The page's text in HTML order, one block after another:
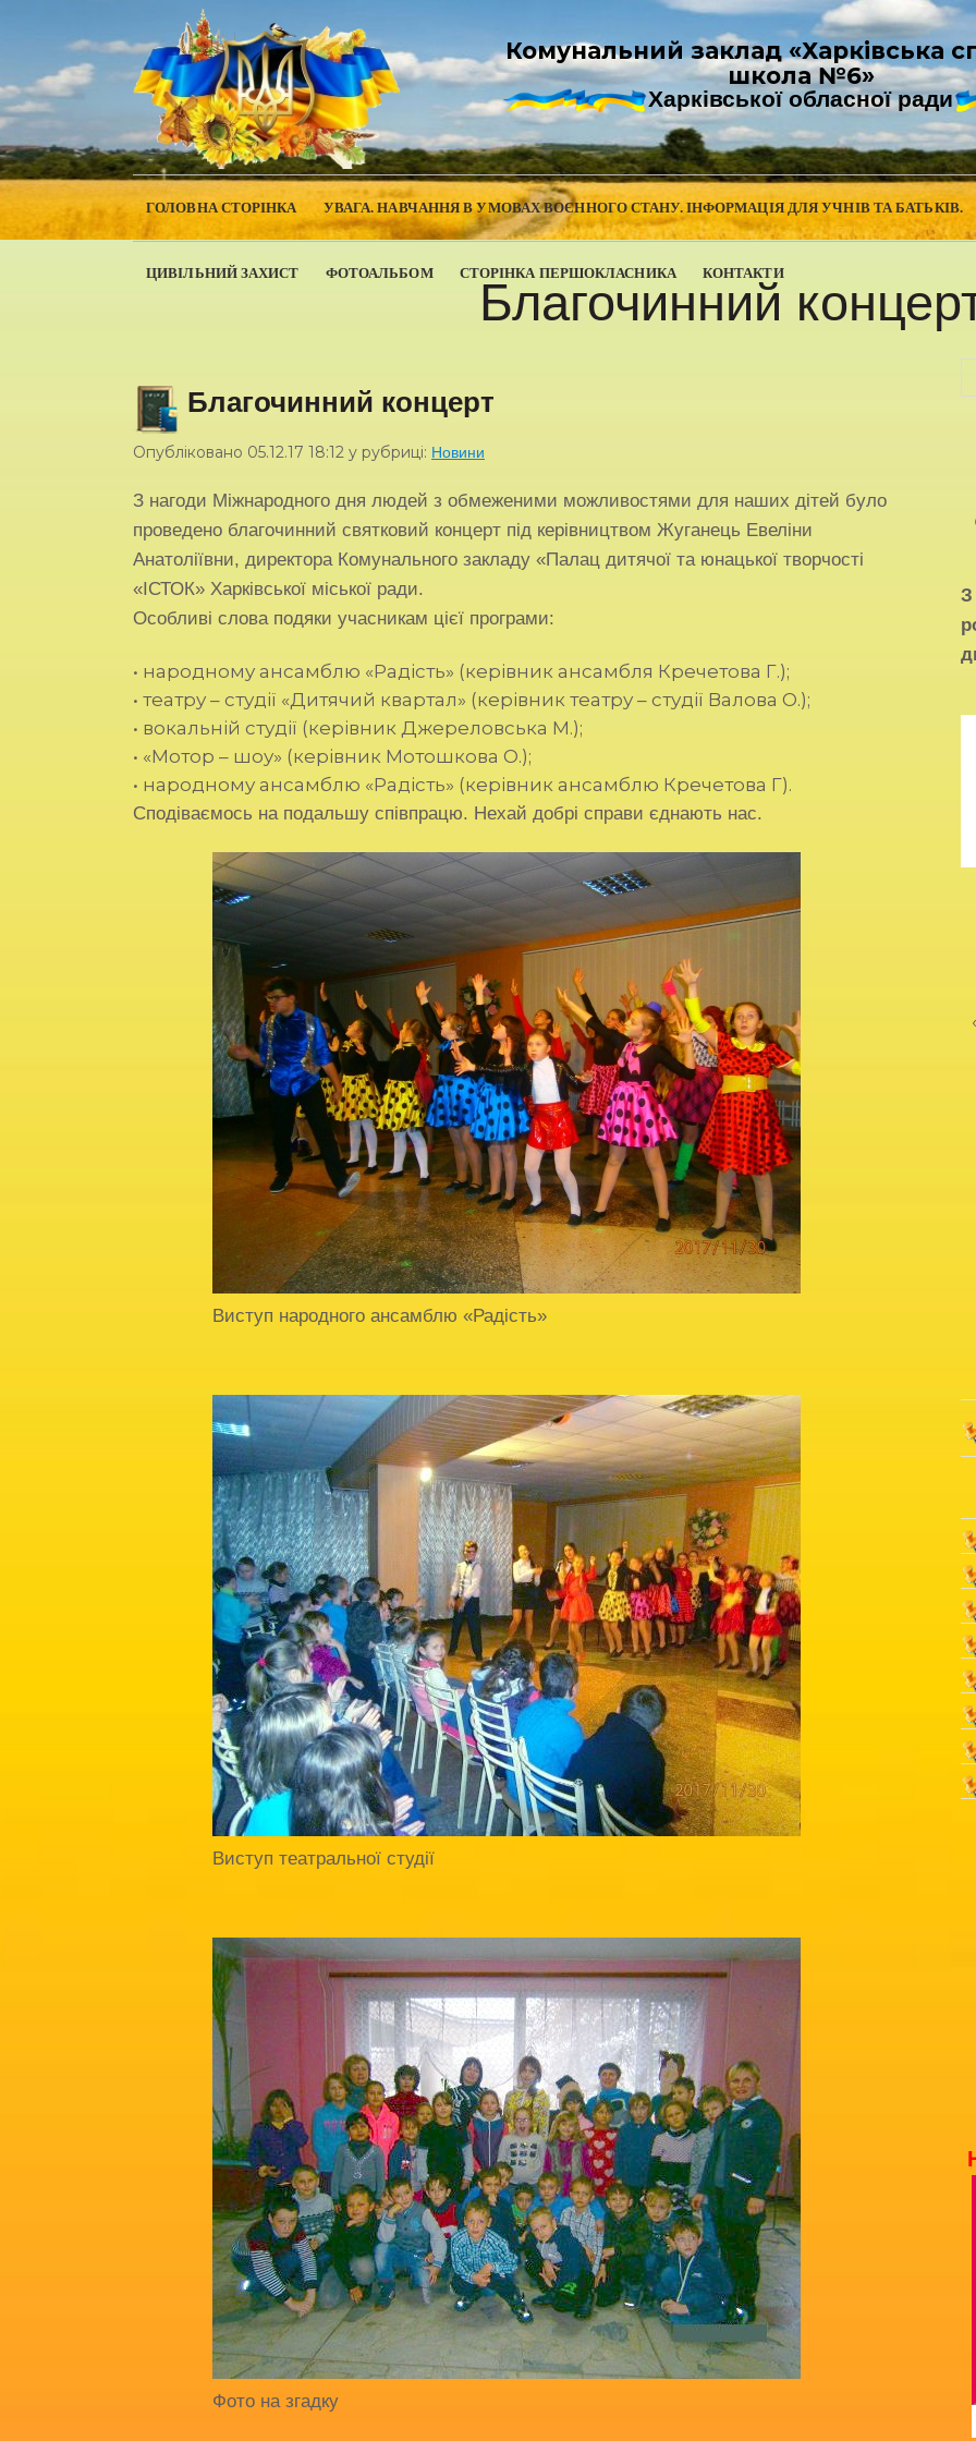
Комунальний заклад «Харківська
школа №6»
Харківської обласної ради
ГОЛОВНА СТОРІНКА УВАГА. НАВЧАННЯ В УМОВАХ ВОЄННОГО СТАНУ. ІНФОРМАЦІЯ ДЛЯ УЧНІВ ТА БАТЬКІВ.
ЦИВІЛЬНИЙ ЗАХИСТ ФОТОАЛЬБОМ СТОРІНКА ПЕРШОКЛАСНИКА КОНТАКТИ
Благочинний
Благочинний концерт
Опубліковано 05.12.17 18:12 у рубриці: Новини
З нагоди Міжнародного дня людей з обмеженими можливостями для наших дітей було
проведено благочинний святковий концерт під керівництвом Жуганець Евеліни
Анатоліївни, директора Комунального закладу «Палац дитячої та юнацької творчості
«ІСТОК» Харківської міської ради.
Особливі слова подяки учасникам цієї програми:
• народному ансамблю «Радість» (керівник ансамбля Кречетова Г.);
• театру – студії «Дитячий квартал» (керівник театру – студії Валова О.);
• вокальній студії (керівник Джереловська М.);
• «Мотор – шоу» (керівник Мотошкова О.);
• народному ансамблю «Радість» (керівник ансамблю Кречетова Г).
Сподіваємось на подальшу співпрацю. Нехай добрі справи єднають нас.
Виступ народного ансамблю «Радість»
Виступ театральної студії
Фото на згадку
З